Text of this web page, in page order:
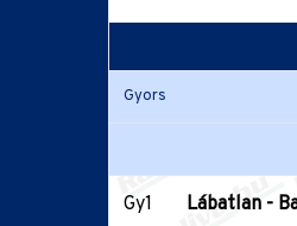
Gyors
Gy1 Lábatlan -